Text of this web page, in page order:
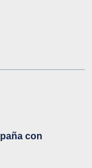
con